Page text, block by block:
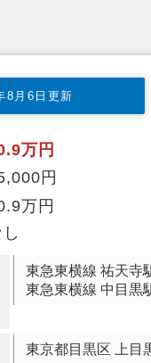
8月6日更新
万円
円
万円
東急東横線 祐天寺
東急東横線 中目黒
東京都目黒区 上目